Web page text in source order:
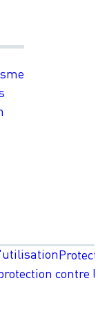
contre